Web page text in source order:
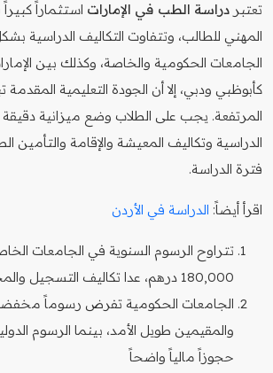
تعتبر دراسة الطب في الإمارات استثماراً
المهني للطالب، وتتفاوت التكاليف الدراسية
الجامعات الحكومية والخاصة، وكذلك بين
كأبوظبي ودبي، إلا أن الجودة التعليمية المقدمة
المرتفعة. يجب على الطلاب وضع ميزانية
الدراسية وتكاليف المعيشة والإقامة والتأمين
فترة الدراسة.
اقرأ أيضاً: الدراسة في الأردن
180,000 درهم، عدا تكاليف التسجيل والمختبرات
الجامعات الحكومية تفرض رسوماً
والمقيمين طويل الأمد، بينما الرسوم
حجوزاً مالياً واضحاً